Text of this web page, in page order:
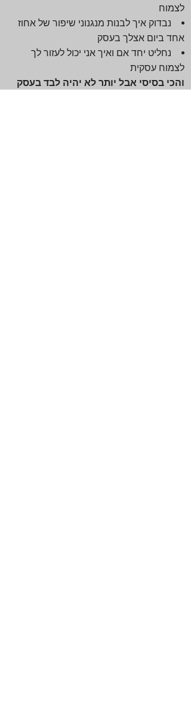
לצמוח
נבדוק איך לבנות מנגנוני שיפור של אחוז
אחד ביום אצלך בעסק
נחליט יחד אם ואיך אני יכול לעזור לך
לצמוח עסקית
והכי בסיסי אבל יותר לא יהיה לבד בעסק